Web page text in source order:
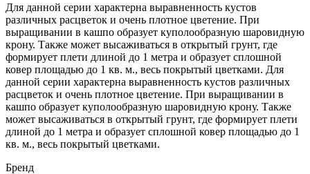
Для данной серии характерна выравненность кустов
различных расцветок и очень плотное цветение. При
выращивании в кашпо образует куполообразную шаровидную
крону. Также может высаживаться в открытый грунт, где
формирует плети длиной до 1 метра и образует сплошной
ковер площадью до 1 кв. м., весь покрытый цветками. Для
данной серии характерна выравненность кустов различных
расцветок и очень плотное цветение. При выращивании в
кашпо образует куполообразную шаровидную крону. Также
может высаживаться в открытый грунт, где формирует плети
длиной до 1 метра и образует сплошной ковер площадью до 1
кв. м., весь покрытый цветками.
Бренд